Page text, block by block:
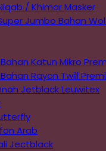
/ Khimar Masker
Jumbo Bahan
Katun Mikro
Rayon Twill
Jetblack Leuwitex
Arab
Jectblack